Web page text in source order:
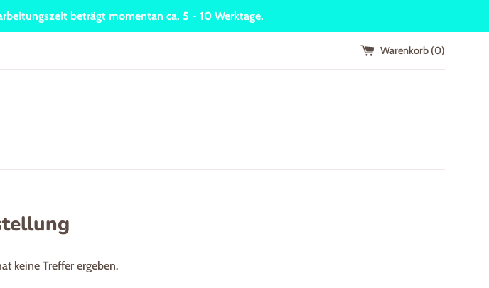
beträgt momentan ca. 5 - 10 Werktage.
Warenkorb (0)
keine Treffer ergeben.